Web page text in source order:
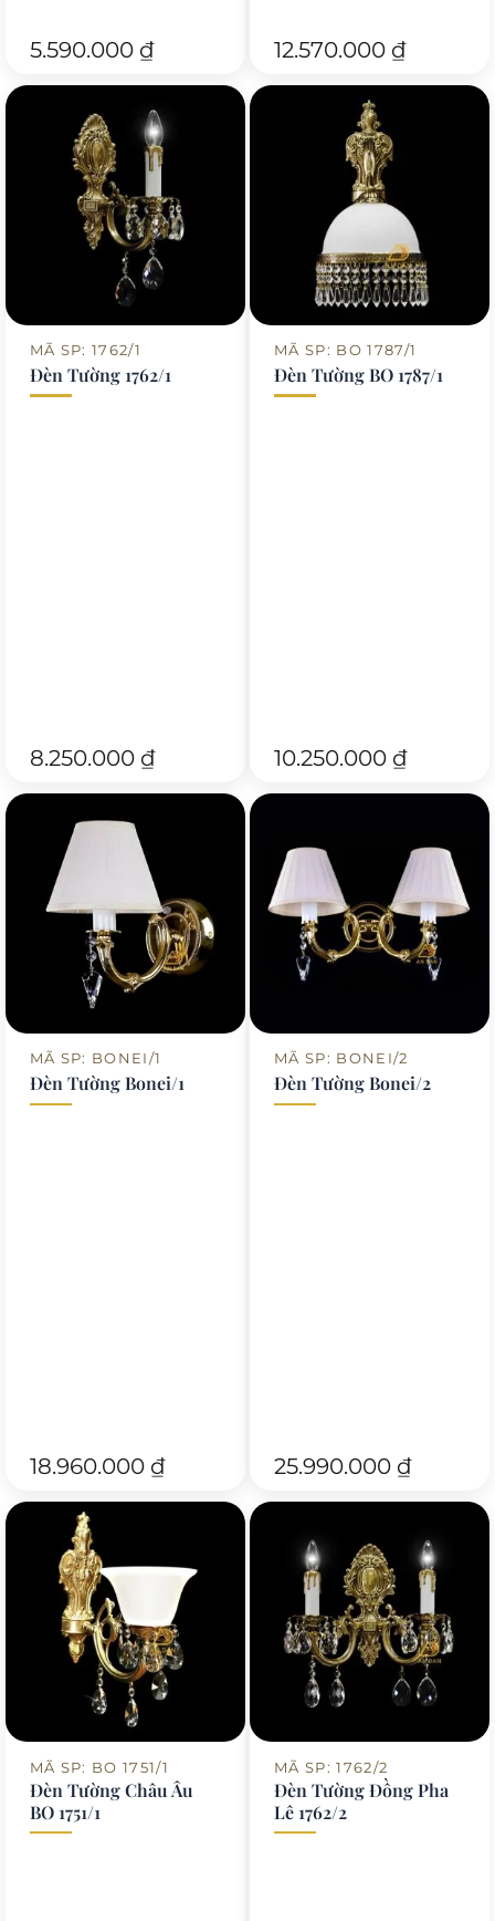
5.590.000 ₫ 12.570.000 ₫
MÃ SP: 1762/1
Đèn Tường 1762/1
8.250.000 ₫
MÃ SP: BO 1787/1
Đèn Tường BO 1787/1
10.250.000 ₫
MÃ SP: BONEI/1
Đèn Tường Bonei/1
18.960.000 ₫
MÃ SP: BONEI/2
Đèn Tường Bonei/2
25.990.000 ₫
MÃ SP: BO 1751/1
Đèn Tường Châu Âu
BO 1751/1
MÃ SP: 1762/2
Đèn Tường Đồng Pha
Lê 1762/2